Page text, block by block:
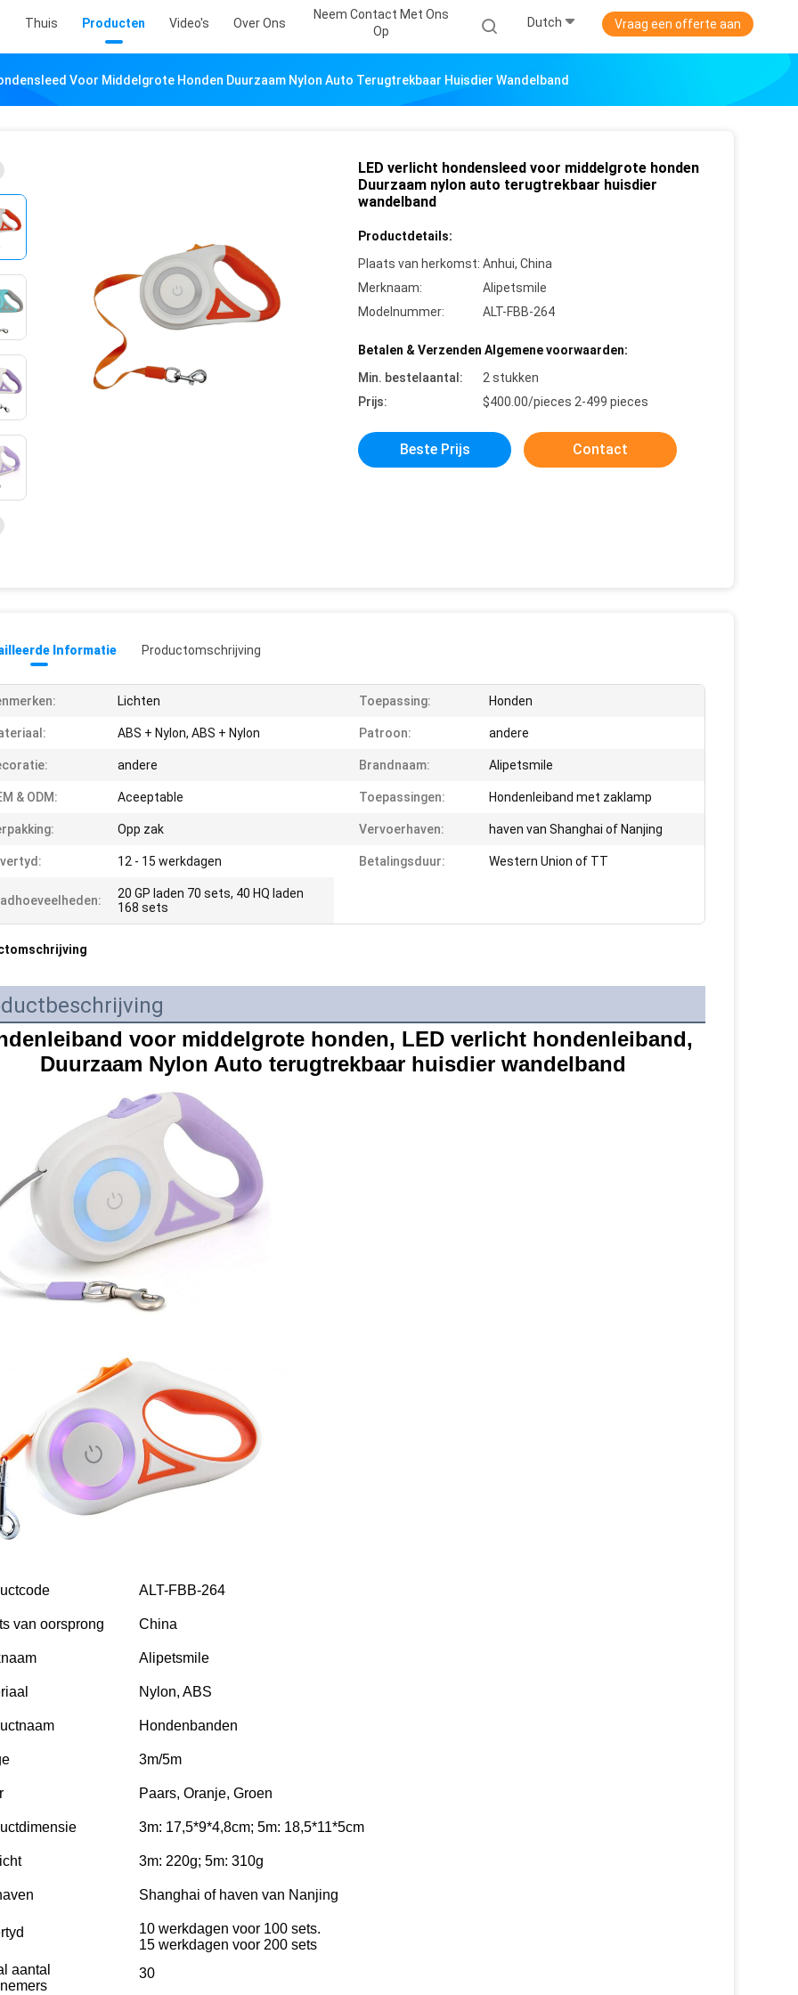
Thuis Producten Video's Over Ons
Neem Contact Met Ons
Op
Dutch Vraag een offerte aan
Voor Middelgrote Honden Duurzaam Nylon Auto Terugtrekbaar Huisdier Wandelband
LED verlicht hondensleed voor middelgrote honden
Duurzaam nylon auto terugtrekbaar huisdier
wandelband
Productdetails:
Plaats van herkomst: Anhui, China
Merknaam:
Alipetsmile
Modelnummer:
ALT-FBB-264
Betalen & Verzenden Algemene voorwaarden:
Min. bestelaantal:
2 stukken
Prijs:
$400.00/pieces 2-499 pieces
Beste Prijs Contact
Informatie Productomschrijving
Lichten Toepassing: Honden
ABS + Nylon, ABS + Nylon Patroon: andere
andere Brandnaam: Alipetsmile
& ODM: Aceeptable Toepassingen: Hondenleiband met zaklamp
Opp zak Vervoerhaven: haven van Shanghai of Nanjing
12 - 15 werkdagen Betalingsduur: Western Union of TT
20 GP laden 70 sets, 40 HQ laden
168 sets
voor middelgrote honden, LED verlicht hondenleiband,
Duurzaam Nylon Auto terugtrekbaar huisdier wandelband
ALT-FBB-264
van oorsprong China
Alipetsmile
Nylon, ABS
Hondenbanden
3m/5m
Paars, Oranje, Groen
3m: 17,5*9*4,8cm; 5m: 18,5*11*5cm
3m: 220g; 5m: 310g
Shanghai of haven van Nanjing
10 werkdagen voor 100 sets.
15 werkdagen voor 200 sets
aantal
30